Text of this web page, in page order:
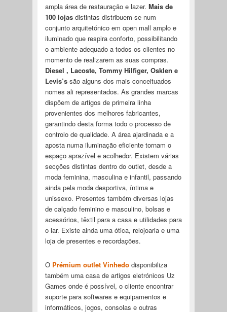
ampla área de restauração e lazer. Mais de
100 lojasdistintas distribuem-se num
conjunto arquitetónico em open mall amplo e
iluminado que respira conforto, possibilitando
o ambiente adequado a todos os clientes no
momento de realizarem as suas compras.
Diesel , Lacoste, Tommy Hilfiger, Osklen e
Levis’ssão alguns dos mais conceituados
nomes ali representados. As grandes marcas
dispõem de artigos de primeira linha
provenientes dos melhores fabricantes,
garantindo desta forma todo o processo de
controlo de qualidade. A área ajardinada e a
aposta numa iluminação eficiente tornam o
espaço aprazível e acolhedor. Existem várias
secções distintas dentro do outlet, desde a
moda feminina, masculina e infantil, passando
ainda pela moda desportiva, íntima e
unissexo. Presentes também diversas lojas
de calçado feminino e masculino, bolsas e
acessórios, têxtil para a casa e utilidades para
o lar. Existe ainda uma ótica, relojoaria e uma
loja de presentes e recordações.
O Prémium outlet Vinhedo disponibiliza
também uma casa de artigos eletrónicos Uz
Games onde é possível, o cliente encontrar
suporte para softwares e equipamentos e
informáticos, jogos, consolas e outras